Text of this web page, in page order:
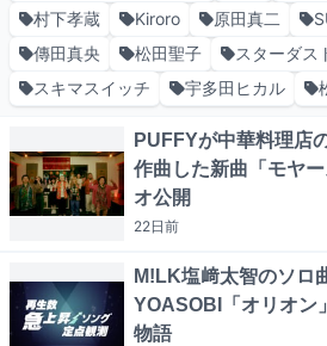
村下孝蔵
Kiroro 原田真二
傳田真央
松田聖子
スターダ
スキマスイッチ
宇多田ヒカル
PUFFYが中華料理店
作曲した新曲「モヤ
オ公開
22日前
M!LK塩﨑太智のソロ
YOASOBI「オリオン
物語